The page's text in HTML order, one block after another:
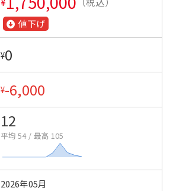
値下げ
¥0
¥-6,000
12
平均 54 / 最高 105
2026年05月